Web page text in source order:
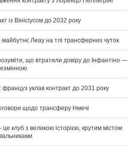
із Вінісіусом до 2032 року
Леау на тлі трансферних чуток
що втратили довіру до Інфантіно —
уклав контракт до 2031 року
щодо трансферу Нмечі
клуб з великою історією, крутим містом